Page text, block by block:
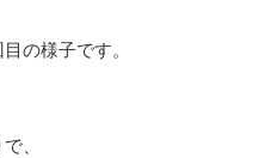
の様子です。
、